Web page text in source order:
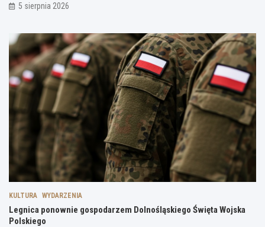
5 sierpnia 2026
KULTURA WYDARZENIA
Legnica ponownie gospodarzem Dolnośląskiego Święta Wojska
Polskiego